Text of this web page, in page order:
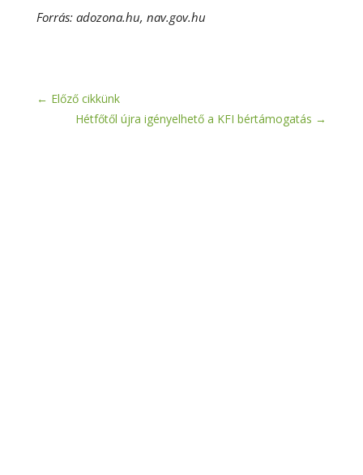
Forrás: adozona.hu, nav.gov.hu
← Előző cikkünk
Hétfőtől újra igényelhető a KFI bértámogatás →